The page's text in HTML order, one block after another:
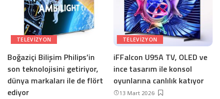
TELEVIZYON
Boğaziçi Bilişim Philips’in
son teknolojisini getiriyor,
dünya markaları ile de flört
ediyor
TELEVIZYON
iFFalcon U95A TV, OLED ve
ince tasarım ile konsol
oyunlarına canlılık katıyor
13 Mart 2026